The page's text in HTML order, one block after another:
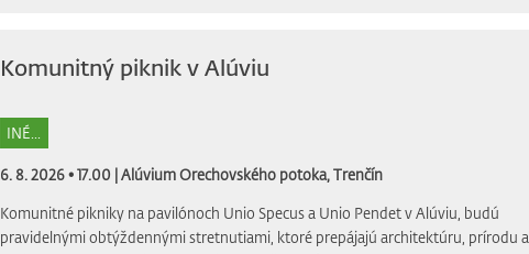
Komunitný piknik v Alúviu
INÉ...
6. 8. 2026 • 17.00 |Alúvium Orechovského potoka, Trenčín
Komunitné pikniky na pavilónoch Unio Specus a Unio Pendet v Alúviu, budú
pravidelnými obtýždennými stretnutiami, ktoré prepájajú architektúru, prírodu a